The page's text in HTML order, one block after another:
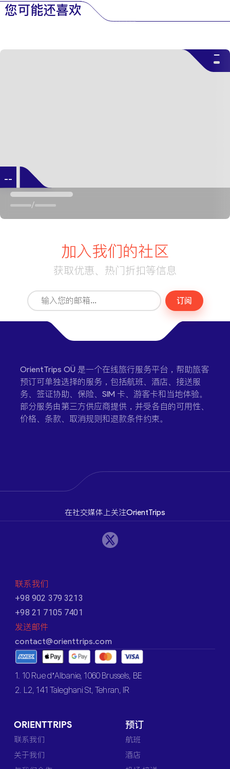
您可能还喜欢
--
--
/
加入我们的社区
获取优惠、热门折扣等信息
订阅
OrientTrips OÜ 是一个在线旅行服务平台，帮助旅客
预订可单独选择的服务，包括航班、酒店、接送服
务、签证协助、保险、SIM 卡、游客卡和当地体验。
部分服务由第三方供应商提供，并受各自的可用性、
价格、条款、取消规则和退款条件约束。
在社交媒体上关注OrientTrips
联系我们
+98 902 379 3213
+98 21 7105 7401
发送邮件
contact@orienttrips.com
1. 10 Rue d’Albanie, 1060 Brussels, BE
2. L2, 141 Taleghani St, Tehran, IR
ORIENTTRIPS
联系我们
关于我们
预订
航班
酒店